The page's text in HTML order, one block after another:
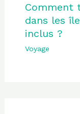
Comment
dans les
inclus ?
Voyage